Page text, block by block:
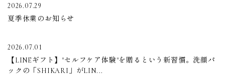
2026.07.29
夏季休業のお知らせ
2026.07.01
【LINEギフト】"セルフケア体験"を贈るという新習慣。洗顔パ
ックの「SHIKARI」がLIN...